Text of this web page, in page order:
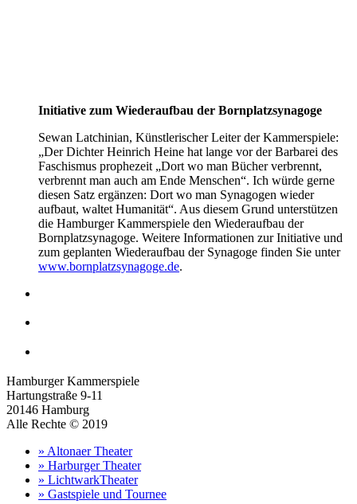
Initiative zum Wiederaufbau der Bornplatzsynagoge
Sewan Latchinian, Künstlerischer Leiter der Kammerspiele:
„Der Dichter Heinrich Heine hat lange vor der Barbarei des
Faschismus prophezeit „Dort wo man Bücher verbrennt,
verbrennt man auch am Ende Menschen“. Ich würde gerne
diesen Satz ergänzen: Dort wo man Synagogen wieder
aufbaut, waltet Humanität“. Aus diesem Grund unterstützen
die Hamburger Kammerspiele den Wiederaufbau der
Bornplatzsynagoge. Weitere Informationen zur Initiative und
zum geplanten Wiederaufbau der Synagoge finden Sie unter
www.bornplatzsynagoge.de.
Hamburger Kammerspiele
Hartungstraße 9-11
20146 Hamburg
Alle Rechte © 2019
» Altonaer Theater
» Harburger Theater
» LichtwarkTheater
» Gastspiele und Tournee